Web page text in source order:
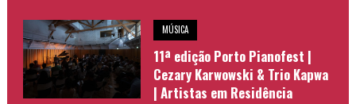
MÚSICA
11ª edição Porto Pianofest |
Cezary Karwowski & Trio Kapwa
| Artistas em Residência